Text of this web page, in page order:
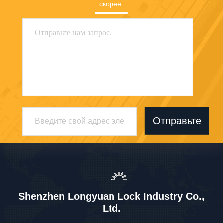
скорее.
Отправьте
Shenzhen Longyuan Lock Industry Co.,
Ltd.